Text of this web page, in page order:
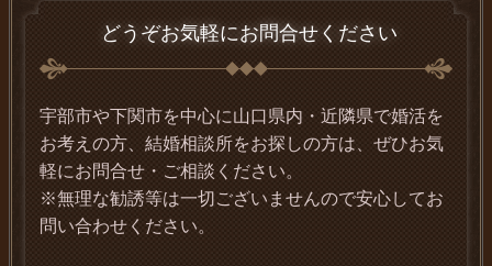
どうぞお気軽にお問合せください
宇部市や下関市を中心に山口県内・近隣県で婚活を
お考えの方、結婚相談所をお探しの方は、ぜひお気
軽にお問合せ・ご相談ください。
※無理な勧誘等は一切ございませんので安心してお
問い合わせください。